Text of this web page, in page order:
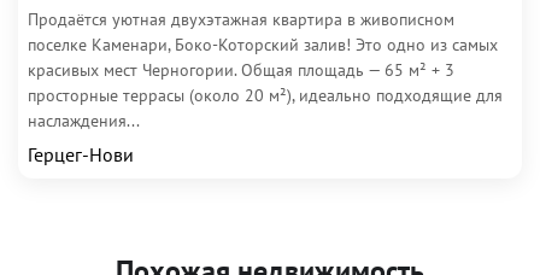
Продаётся уютная двухэтажная квартира в живописном
поселке Каменари, Боко-Которский залив! Это одно из самых
красивых мест Черногории. Общая площадь — 65 м² + 3
просторные террасы (около 20 м²), идеально подходящие для
наслаждения...
Герцег-Нови